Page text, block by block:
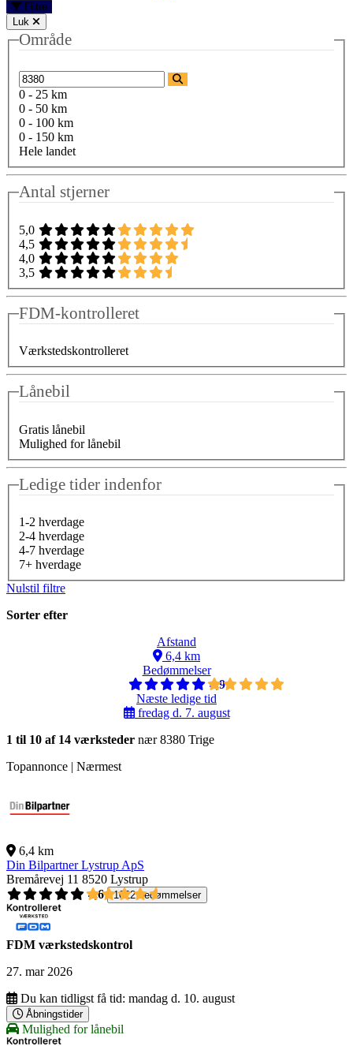
Filtre
Luk
Område
0 - 25 km
0 - 50 km
0 - 100 km
0 - 150 km
Hele landet
Antal stjerner
5,0
4,5
4,0
3,5
FDM-kontrolleret
Værkstedskontrolleret
Lånebil
Gratis lånebil
Mulighed for lånebil
Ledige tider indenfor
1-2 hverdage
2-4 hverdage
4-7 hverdage
7+ hverdage
Nulstil filtre
Sorter efter
Afstand
6,4 km
Bedømmelser
4,9
Næste ledige tid
fredag d. 7. august
1 til 10 af 14 værksteder nær 8380 Trige
Topannonce | Nærmest
6,4 km
Din Bilpartner Lystrup ApS
Bremårevej 11 8520 Lystrup
4,6
1022 bedømmelser
FDM værkstedskontrol
27. mar 2026
Du kan tidligst få tid: mandag d. 10. august
Åbningstider
Mulighed for lånebil